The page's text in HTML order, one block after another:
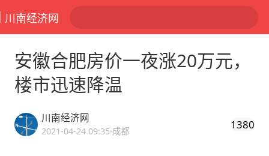
川南经济网
安徽合肥房价一夜涨20万元，
楼市迅速降温
川南经济网
2021-04-24 09:35·成都 1380